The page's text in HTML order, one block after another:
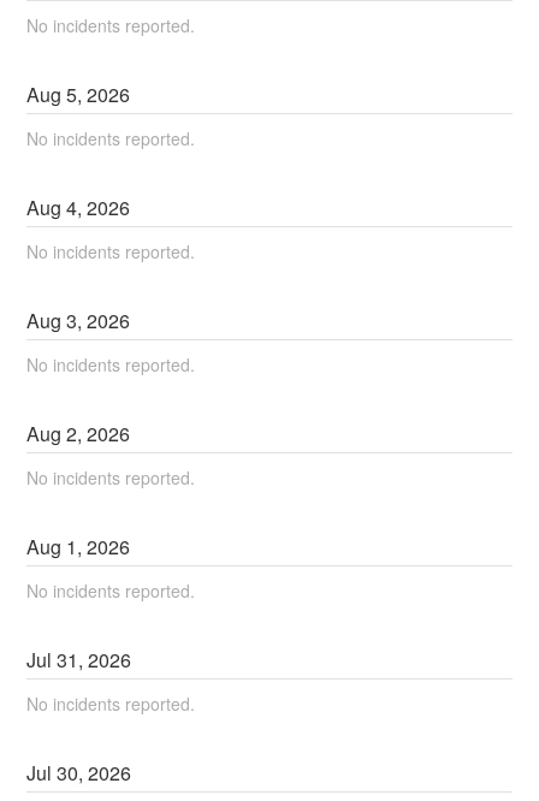
No incidents reported.
Aug5,2026
No incidents reported.
Aug4,2026
No incidents reported.
Aug3,2026
No incidents reported.
Aug2,2026
No incidents reported.
Aug 1,2026
No incidents reported.
Jul31,2026
No incidents reported.
Jul30,2026